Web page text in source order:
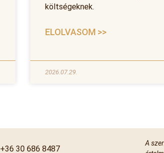
költségeknek.
ELOLVASOM >>
2026.07.29.
+36 30 686 8487
A